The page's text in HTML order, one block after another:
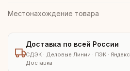
Местонахождение товара
Доставка по всей России
СДЭК · Деловые Линии · ПЭК · Яндекс
Доставка